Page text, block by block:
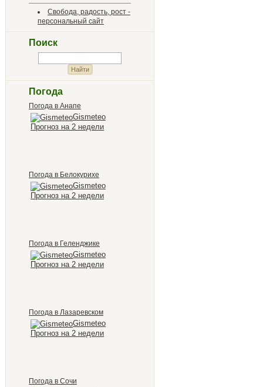
Свобода, радость, рост -
персональный сайт
Поиск
Погода
Погода в Анапе
Gismeteo
Прогноз на 2 недели
Погода в Белокурихе
Gismeteo
Прогноз на 2 недели
Погода в Геленджике
Gismeteo
Прогноз на 2 недели
Погода в Лазаревском
Gismeteo
Прогноз на 2 недели
Погода в Сочи